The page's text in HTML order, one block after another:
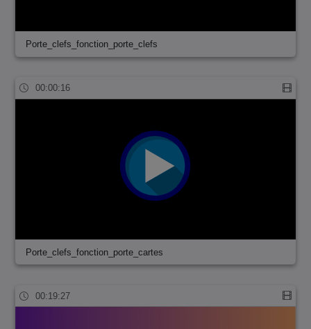
Porte_clefs_fonction_porte_clefs
00:00:16
Porte_clefs_fonction_porte_cartes
00:19:27